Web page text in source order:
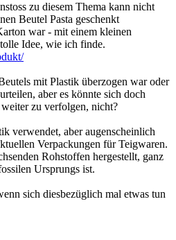
zu diesem Thema kann nicht
Beutel Pasta geschenkt
war - mit einem kleinen
Idee, wie ich finde.
mit Plastik überzogen war oder
aber es könnte sich doch
zu verfolgen, nicht?
verwendet, aber augenscheinlich
Verpackungen für Teigwaren.
Rohstoffen hergestellt, ganz
Ursprungs ist.
sich diesbezüglich mal etwas tun